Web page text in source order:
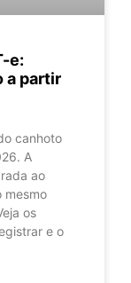
e:
a partir
canhoto
A
ao
mesmo
os
e o